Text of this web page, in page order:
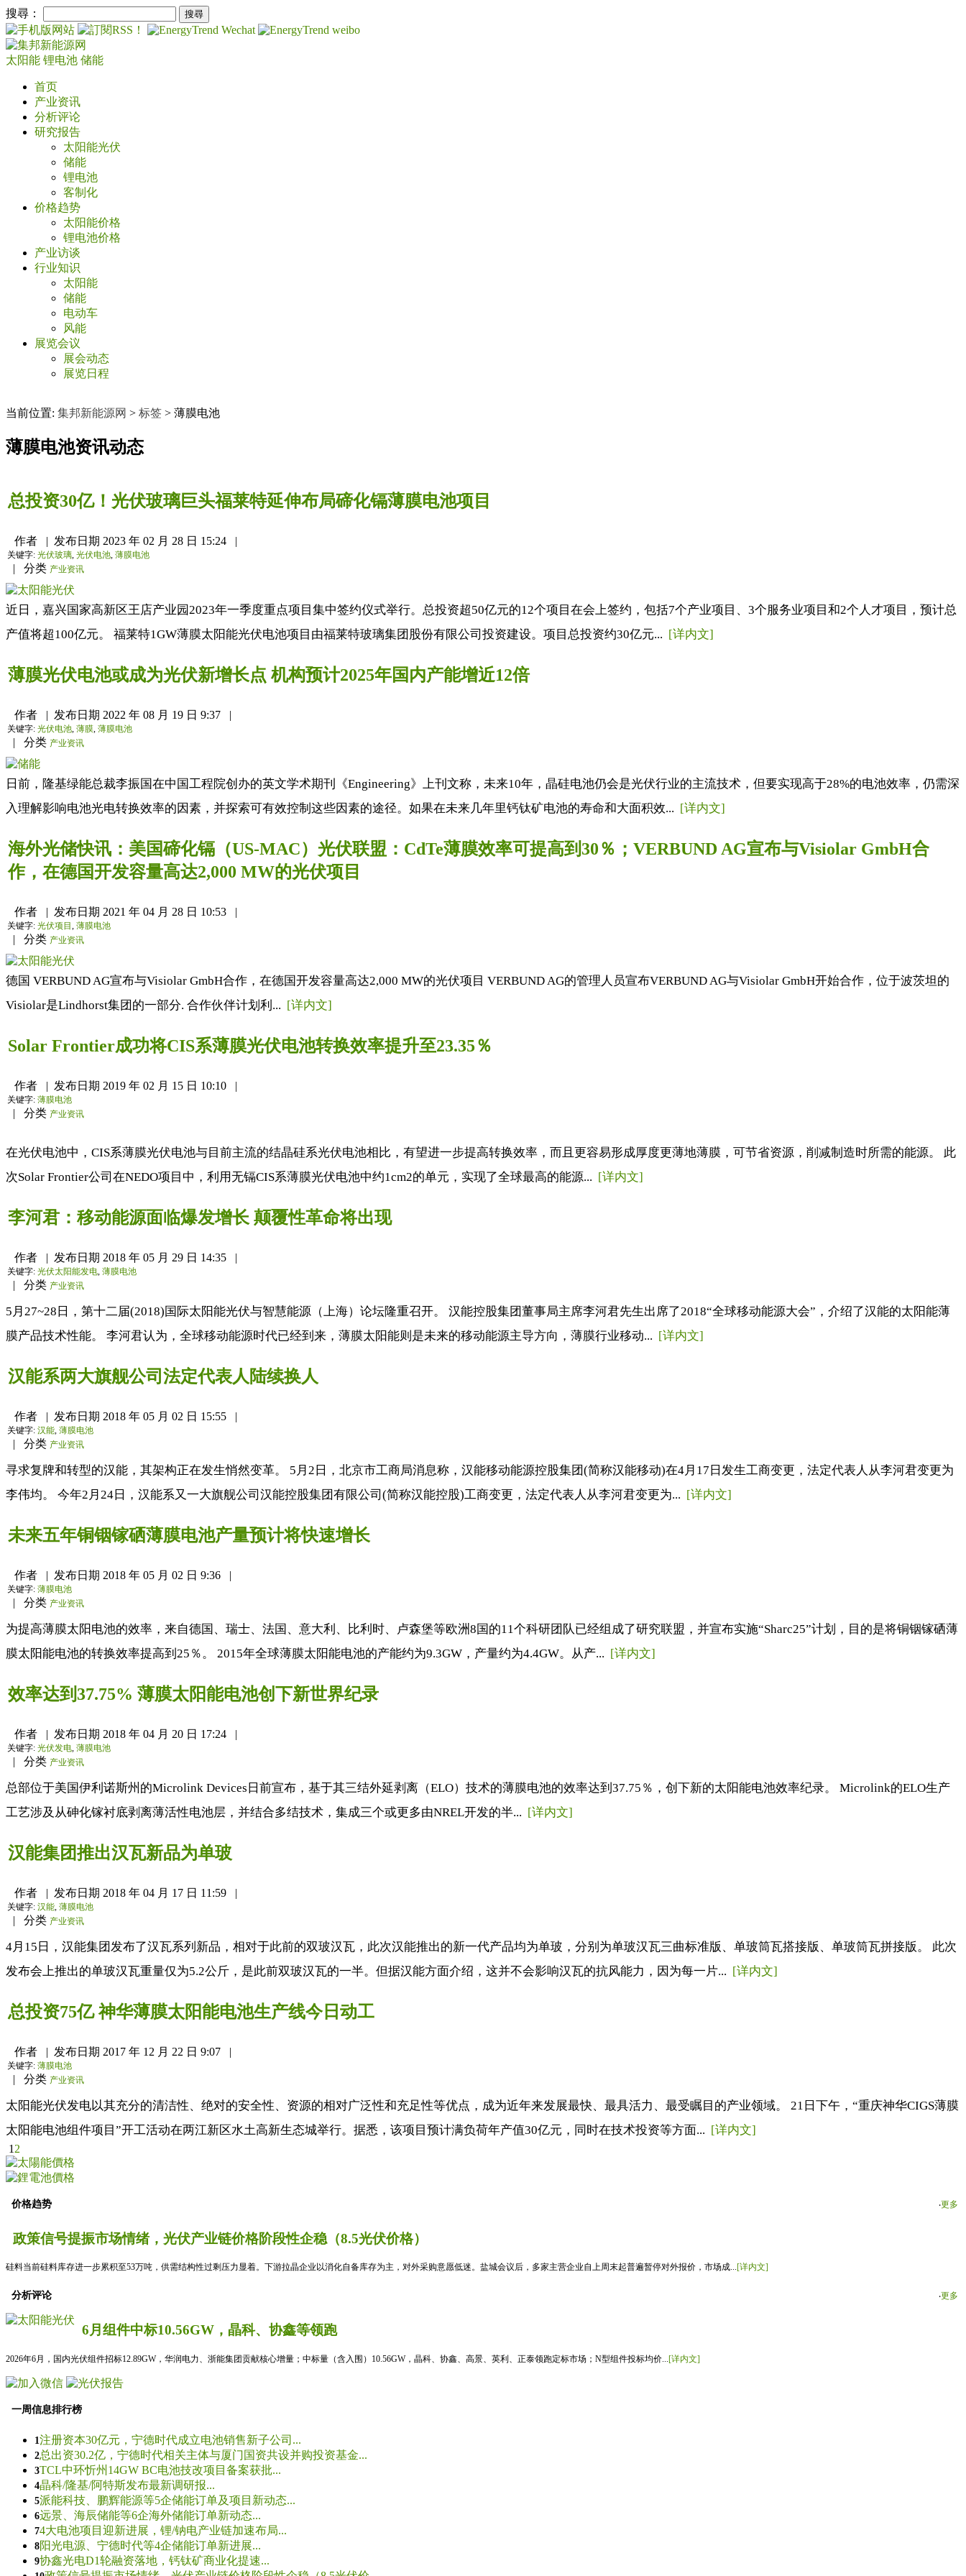
搜尋：
太阳能 锂电池 储能
首页
产业资讯
分析评论
研究报告
太阳能光伏
储能
锂电池
客制化
价格趋势
太阳能价格
锂电池价格
产业访谈
行业知识
太阳能
储能
电动车
风能
展览会议
展会动态
展览日程
当前位置: 集邦新能源网 > 标签 > 薄膜电池
薄膜电池资讯动态
总投资30亿！光伏玻璃巨头福莱特延伸布局碲化镉薄膜电池项目
作者 | 发布日期 2023 年 02 月 28 日 15:24 |
关键字: 光伏玻璃, 光伏电池, 薄膜电池
| 分类 产业资讯
近日，嘉兴国家高新区王店产业园2023年一季度重点项目集中签约仪式举行。总投资超50亿元的12个项目在会上签约，包括7个产业项目、3个服务业项目和2个人才项目，预计总
产值将超100亿元。 福莱特1GW薄膜太阳能光伏电池项目由福莱特玻璃集团股份有限公司投资建设。项目总投资约30亿元... [详内文]
薄膜光伏电池或成为光伏新增长点 机构预计2025年国内产能增近12倍
作者 | 发布日期 2022 年 08 月 19 日 9:37 |
关键字: 光伏电池, 薄膜, 薄膜电池
| 分类 产业资讯
日前，隆基绿能总裁李振国在中国工程院创办的英文学术期刊《Engineering》上刊文称，未来10年，晶硅电池仍会是光伏行业的主流技术，但要实现高于28%的电池效率，仍需深
入理解影响电池光电转换效率的因素，并探索可有效控制这些因素的途径。如果在未来几年里钙钛矿电池的寿命和大面积效... [详内文]
海外光储快讯：美国碲化镉（US-MAC）光伏联盟：CdTe薄膜效率可提高到30％；VERBUND AG宣布与Visiolar GmbH合
作，在德国开发容量高达2,000 MW的光伏项目
作者 | 发布日期 2021 年 04 月 28 日 10:53 |
关键字: 光伏项目, 薄膜电池
| 分类 产业资讯
德国 VERBUND AG宣布与Visiolar GmbH合作，在德国开发容量高达2,000 MW的光伏项目 VERBUND AG的管理人员宣布VERBUND AG与Visiolar GmbH开始合作，位于波茨坦的
Visiolar是Lindhorst集团的一部分. 合作伙伴计划利... [详内文]
Solar Frontier成功将CIS系薄膜光伏电池转换效率提升至23.35％
作者 | 发布日期 2019 年 02 月 15 日 10:10 |
关键字: 薄膜电池
| 分类 产业资讯
在光伏电池中，CIS系薄膜光伏电池与目前主流的结晶硅系光伏电池相比，有望进一步提高转换效率，而且更容易形成厚度更薄地薄膜，可节省资源，削减制造时所需的能源。 此
次Solar Frontier公司在NEDO项目中，利用无镉CIS系薄膜光伏电池中约1cm2的单元，实现了全球最高的能源... [详内文]
李河君：移动能源面临爆发增长 颠覆性革命将出现
作者 | 发布日期 2018 年 05 月 29 日 14:35 |
关键字: 光伏太阳能发电, 薄膜电池
| 分类 产业资讯
5月27~28日，第十二届(2018)国际太阳能光伏与智慧能源（上海）论坛隆重召开。 汉能控股集团董事局主席李河君先生出席了2018“全球移动能源大会”，介绍了汉能的太阳能薄
膜产品技术性能。 李河君认为，全球移动能源时代已经到来，薄膜太阳能则是未来的移动能源主导方向，薄膜行业移动... [详内文]
汉能系两大旗舰公司法定代表人陆续换人
作者 | 发布日期 2018 年 05 月 02 日 15:55 |
关键字: 汉能, 薄膜电池
| 分类 产业资讯
寻求复牌和转型的汉能，其架构正在发生悄然变革。 5月2日，北京市工商局消息称，汉能移动能源控股集团(简称汉能移动)在4月17日发生工商变更，法定代表人从李河君变更为
李伟均。 今年2月24日，汉能系又一大旗舰公司汉能控股集团有限公司(简称汉能控股)工商变更，法定代表人从李河君变更为... [详内文]
未来五年铜铟镓硒薄膜电池产量预计将快速增长
作者 | 发布日期 2018 年 05 月 02 日 9:36 |
关键字: 薄膜电池
| 分类 产业资讯
为提高薄膜太阳电池的效率，来自德国、瑞士、法国、意大利、比利时、卢森堡等欧洲8国的11个科研团队已经组成了研究联盟，并宣布实施“Sharc25”计划，目的是将铜铟镓硒薄
膜太阳能电池的转换效率提高到25％。 2015年全球薄膜太阳能电池的产能约为9.3GW，产量约为4.4GW。从产... [详内文]
效率达到37.75% 薄膜太阳能电池创下新世界纪录
作者 | 发布日期 2018 年 04 月 20 日 17:24 |
关键字: 光伏发电, 薄膜电池
| 分类 产业资讯
总部位于美国伊利诺斯州的Microlink Devices日前宣布，基于其三结外延剥离（ELO）技术的薄膜电池的效率达到37.75％，创下新的太阳能电池效率纪录。 Microlink的ELO生产
工艺涉及从砷化镓衬底剥离薄活性电池层，并结合多结技术，集成三个或更多由NREL开发的半... [详内文]
汉能集团推出汉瓦新品为单玻
作者 | 发布日期 2018 年 04 月 17 日 11:59 |
关键字: 汉能, 薄膜电池
| 分类 产业资讯
4月15日，汉能集团发布了汉瓦系列新品，相对于此前的双玻汉瓦，此次汉能推出的新一代产品均为单玻，分别为单玻汉瓦三曲标准版、单玻筒瓦搭接版、单玻筒瓦拼接版。 此次
发布会上推出的单玻汉瓦重量仅为5.2公斤，是此前双玻汉瓦的一半。但据汉能方面介绍，这并不会影响汉瓦的抗风能力，因为每一片... [详内文]
总投资75亿 神华薄膜太阳能电池生产线今日动工
作者 | 发布日期 2017 年 12 月 22 日 9:07 |
关键字: 薄膜电池
| 分类 产业资讯
太阳能光伏发电以其充分的清洁性、绝对的安全性、资源的相对广泛性和充足性等优点，成为近年来发展最快、最具活力、最受瞩目的产业领域。 21日下午，“重庆神华CIGS薄膜
太阳能电池组件项目”开工活动在两江新区水土高新生态城举行。据悉，该项目预计满负荷年产值30亿元，同时在技术投资等方面... [详内文]
1 2
价格趋势 ‧更多
政策信号提振市场情绪，光伏产业链价格阶段性企稳（8.5光伏价格）
硅料当前硅料库存进一步累积至53万吨，供需结构性过剩压力显着。下游拉晶企业以消化自备库存为主，对外采购意愿低迷。盐城会议后，多家主营企业自上周末起普遍暂停对外报价，市场成...[详内文]
分析评论 ‧更多
6月组件中标10.56GW，晶科、协鑫等领跑
2026年6月，国内光伏组件招标12.89GW，华润电力、浙能集团贡献核心增量；中标量（含入围）10.56GW，晶科、协鑫、高景、英利、正泰领跑定标市场；N型组件投标均价... [详内文]
一周信息排行榜
1注册资本30亿元，宁德时代成立电池销售新子公司...
2总出资30.2亿，宁德时代相关主体与厦门国资共设并购投资基金...
3TCL中环忻州14GW BC电池技改项目备案获批...
4晶科/隆基/阿特斯发布最新调研报...
5派能科技、鹏辉能源等5企储能订单及项目新动态...
6远景、海辰储能等6企海外储能订单新动态...
74大电池项目迎新进展，锂/钠电产业链加速布局...
8阳光电源、宁德时代等4企储能订单新进展...
9协鑫光电D1轮融资落地，钙钛矿商业化提速...